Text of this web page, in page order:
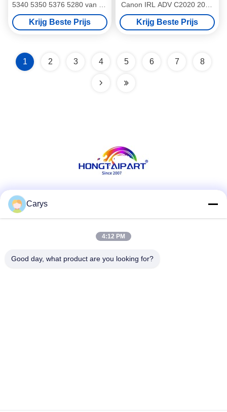
5340 5350 5376 5280 van de
lagere drukrol
Krijg Beste Prijs
Canon IRL ADV C2020 2025
2030 2220 2225 2230
Kleurenprinter Press Roller
lpr-CP5225 van de
Krijg Beste Prijs
1 2 3 4 5 6 7 8
Carys
4:12 PM
Good day, what product are you looking for?